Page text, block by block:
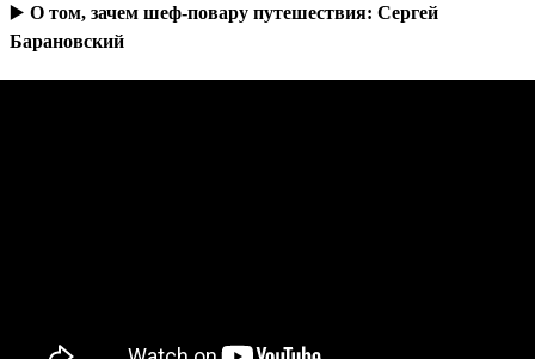
▶️ О том, зачем шеф-повару путешествия: Сергей
Барановский